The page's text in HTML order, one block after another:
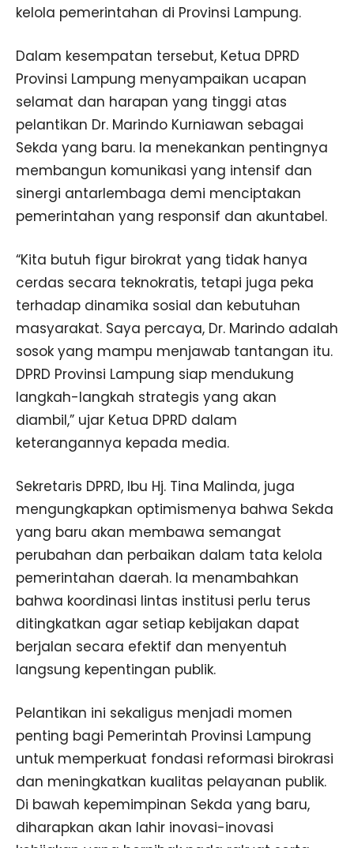
kelola pemerintahan di Provinsi Lampung.
Dalam kesempatan tersebut, Ketua DPRD
Provinsi Lampung menyampaikan ucapan
selamat dan harapan yang tinggi atas
pelantikan Dr. Marindo Kurniawan sebagai
Sekda yang baru. Ia menekankan pentingnya
membangun komunikasi yang intensif dan
sinergi antarlembaga demi menciptakan
pemerintahan yang responsif dan akuntabel.
“Kita butuh figur birokrat yang tidak hanya
cerdas secara teknokratis, tetapi juga peka
terhadap dinamika sosial dan kebutuhan
masyarakat. Saya percaya, Dr. Marindo adalah
sosok yang mampu menjawab tantangan itu.
DPRD Provinsi Lampung siap mendukung
langkah-langkah strategis yang akan
diambil,” ujar Ketua DPRD dalam
keterangannya kepada media.
Sekretaris DPRD, Ibu Hj. Tina Malinda, juga
mengungkapkan optimismenya bahwa Sekda
yang baru akan membawa semangat
perubahan dan perbaikan dalam tata kelola
pemerintahan daerah. Ia menambahkan
bahwa koordinasi lintas institusi perlu terus
ditingkatkan agar setiap kebijakan dapat
berjalan secara efektif dan menyentuh
langsung kepentingan publik.
Pelantikan ini sekaligus menjadi momen
penting bagi Pemerintah Provinsi Lampung
untuk memperkuat fondasi reformasi birokrasi
dan meningkatkan kualitas pelayanan publik.
Di bawah kepemimpinan Sekda yang baru,
diharapkan akan lahir inovasi-inovasi